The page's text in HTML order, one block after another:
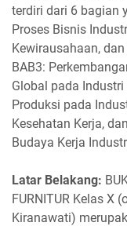
terdiri dari 6 bagian
Proses Bisnis
Kewirausahaan,
BAB3:
Global pada Industri
Produksi pada
Kesehatan Kerja,
Budaya Kerja
Latar Belakang:
FURNITUR Kelas X
Kiranawati)